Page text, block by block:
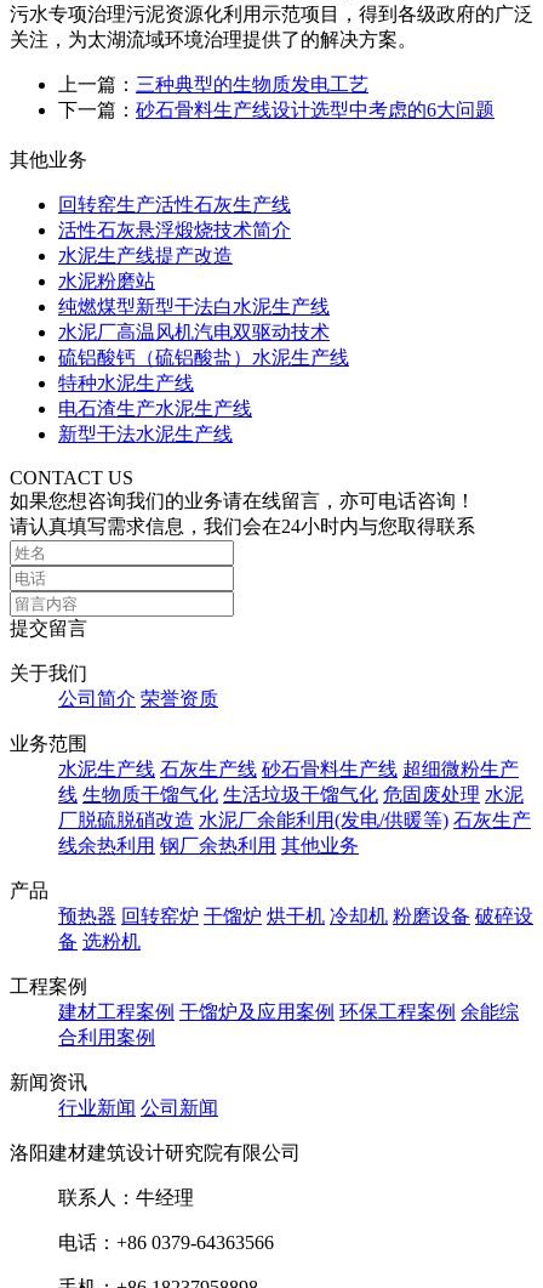
污水专项治理污泥资源化利用示范项目，得到各级政府的广泛
关注，为太湖流域环境治理提供了的解决方案。
上一篇： 三种典型的生物质发电工艺
下一篇： 砂石骨料生产线设计选型中考虑的6大问题
其他业务
回转窑生产活性石灰生产线
活性石灰悬浮煅烧技术简介
水泥生产线提产改造
水泥粉磨站
纯燃煤型新型干法白水泥生产线
水泥厂高温风机汽电双驱动技术
硫铝酸钙（硫铝酸盐）水泥生产线
特种水泥生产线
电石渣生产水泥生产线
新型干法水泥生产线
CONTACT US
如果您想咨询我们的业务请在线留言，亦可电话咨询！
请认真填写需求信息，我们会在24小时内与您取得联系
提交留言
关于我们
公司简介 荣誉资质
业务范围
水泥生产线 石灰生产线 砂石骨料生产线 超细微粉生产
线 生物质干馏气化 生活垃圾干馏气化 危固废处理 水泥
厂脱硫脱硝改造 水泥厂余能利用(发电/供暖等) 石灰生产
线余热利用 钢厂余热利用 其他业务
产品
预热器 回转窑炉 干馏炉 烘干机 冷却机 粉磨设备 破碎设
备 选粉机
工程案例
建材工程案例 干馏炉及应用案例 环保工程案例 余能综
合利用案例
新闻资讯
行业新闻 公司新闻
洛阳建材建筑设计研究院有限公司
联系人：牛经理
电话：+86 0379-64363566